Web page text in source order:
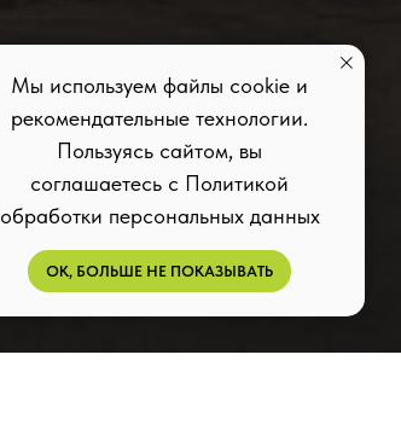
Мы используем файлы cookie и
рекомендательные технологии.
Пользуясь сайтом, вы
соглашаетесь с Политикой
обработки персональных данных
ОК, БОЛЬШЕ НЕ ПОКАЗЫВАТЬ